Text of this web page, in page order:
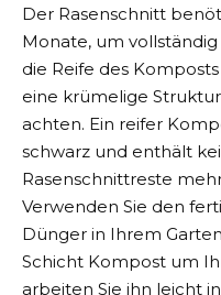
Der Rasenschnitt
Monate, um
die Reife des
eine krümelige
achten. Ein reifer
schwarz und enthält
Rasenschnittreste
Verwenden Sie den
Dünger in Ihrem Garten
Schicht Kompost um
arbeiten Sie ihn leicht